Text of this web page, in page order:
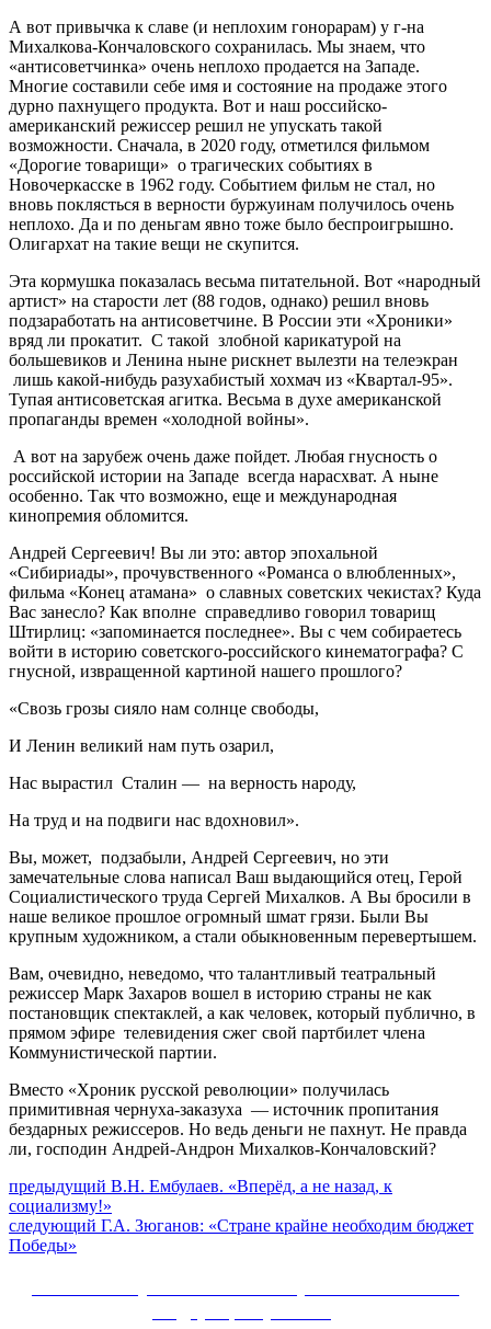
А вот привычка к славе (и неплохим гонорарам) у г-на
Михалкова-Кончаловского сохранилась. Мы знаем, что
«антисоветчинка» очень неплохо продается на Западе.
Многие составили себе имя и состояние на продаже этого
дурно пахнущего продукта. Вот и наш российско-
американский режиссер решил не упускать такой
возможности. Сначала, в 2020 году, отметился фильмом
«Дорогие товарищи» о трагических событиях в
Новочеркасске в 1962 году. Событием фильм не стал, но
вновь поклясться в верности буржуинам получилось очень
неплохо. Да и по деньгам явно тоже было беспроигрышно.
Олигархат на такие вещи не скупится.
Эта кормушка показалась весьма питательной. Вот «народный
артист» на старости лет (88 годов, однако) решил вновь
подзаработать на антисоветчине. В России эти «Хроники»
вряд ли прокатит. С такой злобной карикатурой на
большевиков и Ленина ныне рискнет вылезти на телеэкран
лишь какой-нибудь разухабистый хохмач из «Квартал-95».
Тупая антисоветская агитка. Весьма в духе американской
пропаганды времен «холодной войны».
А вот на зарубеж очень даже пойдет. Любая гнусность о
российской истории на Западе всегда нарасхват. А ныне
особенно. Так что возможно, еще и международная
кинопремия обломится.
Андрей Сергеевич! Вы ли это: автор эпохальной
«Сибириады», прочувственного «Романса о влюбленных»,
фильма «Конец атамана» о славных советских чекистах? Куда
Вас занесло? Как вполне справедливо говорил товарищ
Штирлиц: «запоминается последнее». Вы с чем собираетесь
войти в историю советского-российского кинематографа? С
гнусной, извращенной картиной нашего прошлого?
«Свозь грозы сияло нам солнце свободы,
И Ленин великий нам путь озарил,
Нас вырастил Сталин — на верность народу,
На труд и на подвиги нас вдохновил».
Вы, может, подзабыли, Андрей Сергеевич, но эти
замечательные слова написал Ваш выдающийся отец, Герой
Социалистического труда Сергей Михалков. А Вы бросили в
наше великое прошлое огромный шмат грязи. Были Вы
крупным художником, а стали обыкновенным перевертышем.
Вам, очевидно, неведомо, что талантливый театральный
режиссер Марк Захаров вошел в историю страны не как
постановщик спектаклей, а как человек, который публично, в
прямом эфире телевидения сжег свой партбилет члена
Коммунистической партии.
Вместо «Хроник русской революции» получилась
примитивная чернуха-заказуха — источник пропитания
бездарных режиссеров. Но ведь деньги не пахнут. Не правда
ли, господин Андрей-Андрон Михалков-Кончаловский?
Навигация
по
записям
предыдущий Предыдущий
пост:
В.Н. Ембулаев. «Вперёд, а не назад, к
социализму!»
следующий Следующее
Г.А. Зюганов: «Стране крайне необходим бюджет
Победы»